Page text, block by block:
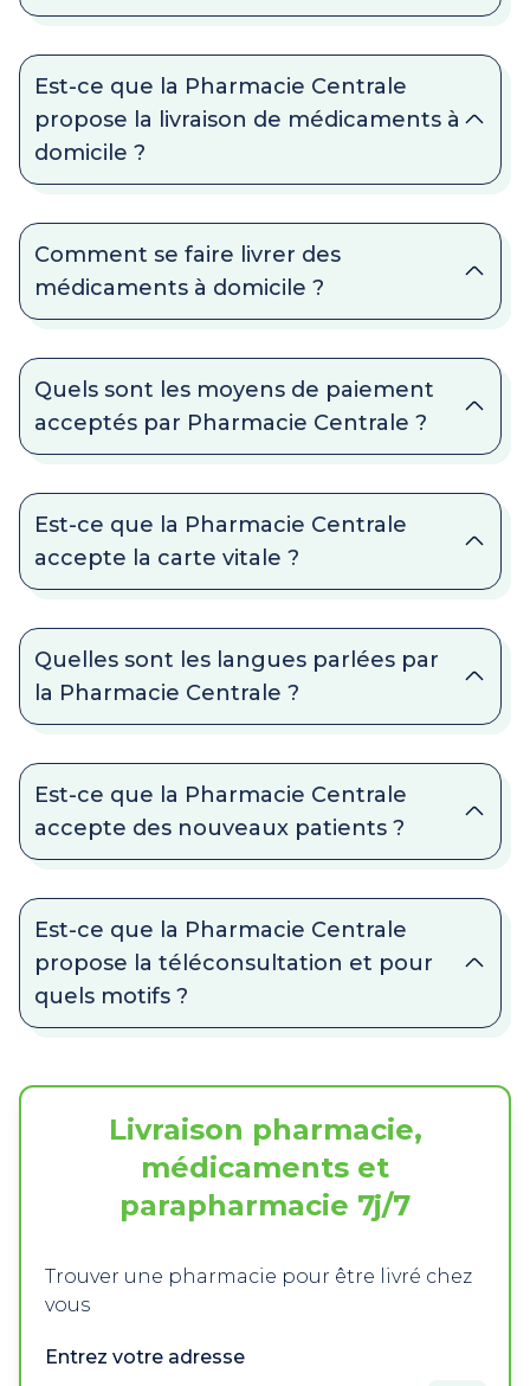
Est-ce que la Pharmacie Centrale
propose la livraison de médicaments à
domicile ?
Comment se faire livrer des
médicaments à domicile ?
Quels sont les moyens de paiement
acceptés par Pharmacie Centrale ?
Est-ce que la Pharmacie Centrale
accepte la carte vitale ?
Quelles sont les langues parlées par
la Pharmacie Centrale ?
Est-ce que la Pharmacie Centrale
accepte des nouveaux patients ?
Est-ce que la Pharmacie Centrale
propose la téléconsultation et pour
quels motifs ?
Livraison pharmacie,
médicaments et
parapharmacie 7j/7
Trouver une pharmacie pour être livré chez
vous
Entrez votre adresse